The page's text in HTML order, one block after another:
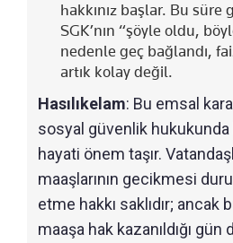
hakkınız başlar. Bu süre
SGK’nın “şöyle oldu,
nedenle geç bağlandı,
artık kolay değil.
Hasılıkelam: Bu emsal
sosyal güvenlik hukukunda
hayati önem taşır.
maaşlarının gecikmesi
etme hakkı saklıdır; ancak
maaşa hak kazanıldığı gün